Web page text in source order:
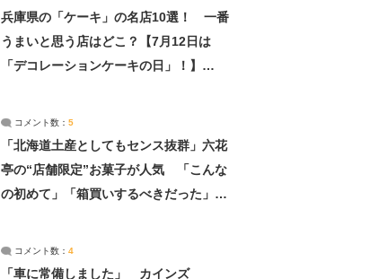
兵庫県の「ケーキ」の名店10選！ 一番
うまいと思う店はどこ？【7月12日は
「デコレーションケーキの日」！】
コメント数： 5
「北海道土産としてもセンス抜群」六花
亭の“店舗限定”お菓子が人気 「こんな
の初めて」「箱買いするべきだった」
コメント数： 4
「車に常備しました」 カインズ